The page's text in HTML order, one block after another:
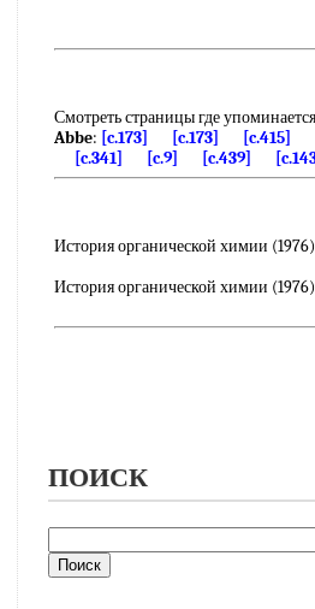
Смотреть страницы где
Abbe: [c.173] [c.173] [c.415]
[c.341]
[c.9] [c.439]
История органической химии
История органической химии
ПОИСК